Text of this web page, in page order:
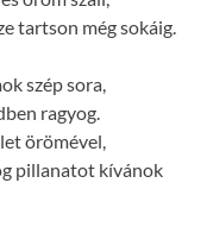
tartson még sokáig.
szép sora,
ragyog.
örömével,
pillanatot kívánok